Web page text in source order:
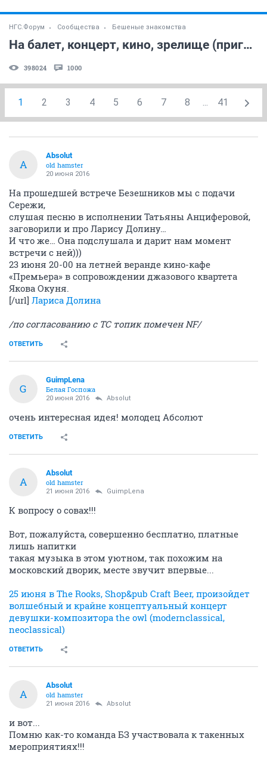
НГС.Форум Сообщества Бешеные знакомства
На балет, концерт, кино, зрелище (приглашаем) NF
398024 1000
1 2 3 4 5 6 7 8 ... 41
A
Absolut
old hamster
20 июня 2016
На прошедшей встрече Безешников мы с подачи
Сережи,
слушая песню в исполнении Татьяны Анциферовой,
заговорили и про Ларису Долину…
И что же… Она подслушала и дарит нам момент
встречи с ней)))
23 июня 20-00 на летней веранде кино-кафе
«Премьера» в сопровождении джазового квартета
Якова Окуня.
[/url] Лариса Долина
/по согласованию с ТС топик помечен NF/
ОТВЕТИТЬ
G
GuimpLena
Белая Госпожа
20 июня 2016 Absolut
очень интересная идея! молодец Абсолют
ОТВЕТИТЬ
A
Absolut
old hamster
21 июня 2016 GuimpLena
К вопросу о совах!!!
Вот, пожалуйста, совершенно бесплатно, платные
лишь напитки
такая музыка в этом уютном, так похожим на
московский дворик, месте звучит впервые...
25 июня в The Rooks, Shop&pub Craft Beer, произойдет
волшебный и крайне концептуальный концерт
девушки-композитора the owl (modernclassical,
neoclassical)
ОТВЕТИТЬ
A
Absolut
old hamster
21 июня 2016 Absolut
и вот...
Помню как-то команда БЗ участвовала к такенных
мероприятиях!!!